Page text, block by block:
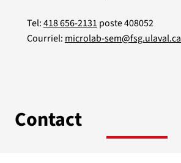
Contact
Tel:418 656-2131 poste 408052
Courriel: microlab-sem@fsg.ulaval.ca